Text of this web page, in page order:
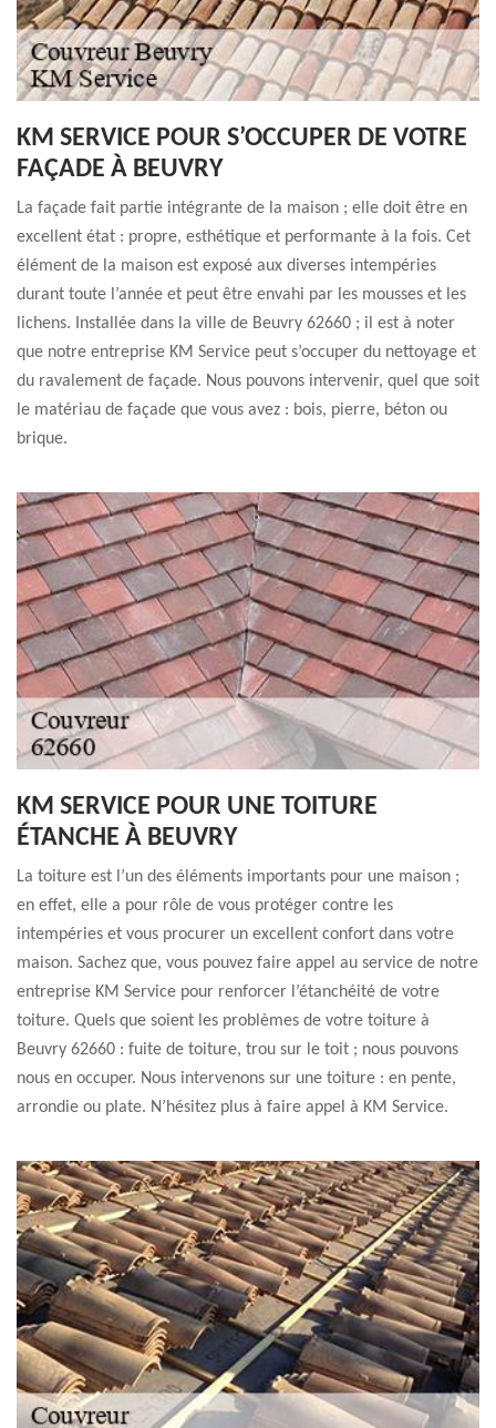
KM SERVICE POUR S’OCCUPER DE VOTRE
FAÇADE À BEUVRY
La façade fait partie intégrante de la maison ; elle doit être en
excellent état : propre, esthétique et performante à la fois. Cet
élément de la maison est exposé aux diverses intempéries
durant toute l’année et peut être envahi par les mousses et les
lichens. Installée dans la ville de Beuvry 62660 ; il est à noter
que notre entreprise KM Service peut s’occuper du nettoyage et
du ravalement de façade. Nous pouvons intervenir, quel que soit
le matériau de façade que vous avez : bois, pierre, béton ou
brique.
KM SERVICE POUR UNE TOITURE
ÉTANCHE À BEUVRY
La toiture est l’un des éléments importants pour une maison ;
en effet, elle a pour rôle de vous protéger contre les
intempéries et vous procurer un excellent confort dans votre
maison. Sachez que, vous pouvez faire appel au service de notre
entreprise KM Service pour renforcer l’étanchéité de votre
toiture. Quels que soient les problèmes de votre toiture à
Beuvry 62660 : fuite de toiture, trou sur le toit ; nous pouvons
nous en occuper. Nous intervenons sur une toiture : en pente,
arrondie ou plate. N’hésitez plus à faire appel à KM Service.